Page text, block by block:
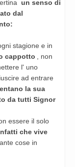
un senso di
dal
stagione e in
cappotto
, non
l' uno
ad entrare
la sua
da tutti Signor
essere il solo
che vive
cose in